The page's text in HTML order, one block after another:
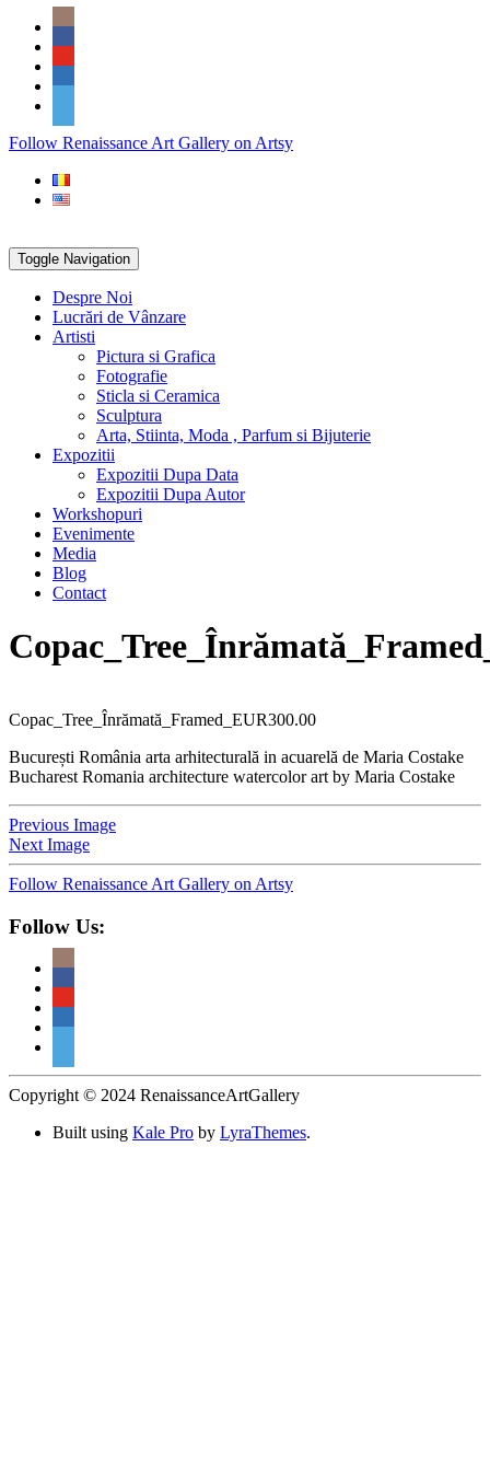
Skip
content
Social
Icons
PARTENER
Follow Renaissance Art Gallery on Artsy
Toggle Navigation
Despre Noi
Lucrări de Vânzare
Artisti
Pictura si Grafica
Fotografie
Sticla si Ceramica
Sculptura
Arta, Stiinta, Moda , Parfum si Bijuterie
Expozitii
Expozitii Dupa Data
Expozitii Dupa Autor
Workshopuri
Evenimente
Media
Blog
Contact
Copac_Tree_Înrămată_Framed_EUR300.00
București România arta arhitecturală in acuarelă de Maria Costake
Bucharest Romania architecture watercolor art by Maria Costake
Previous Image
Next Image
Follow Renaissance Art Gallery on Artsy
Follow Us:
Copyright © 2024 RenaissanceArtGallery
Built using Kale Pro by LyraThemes.